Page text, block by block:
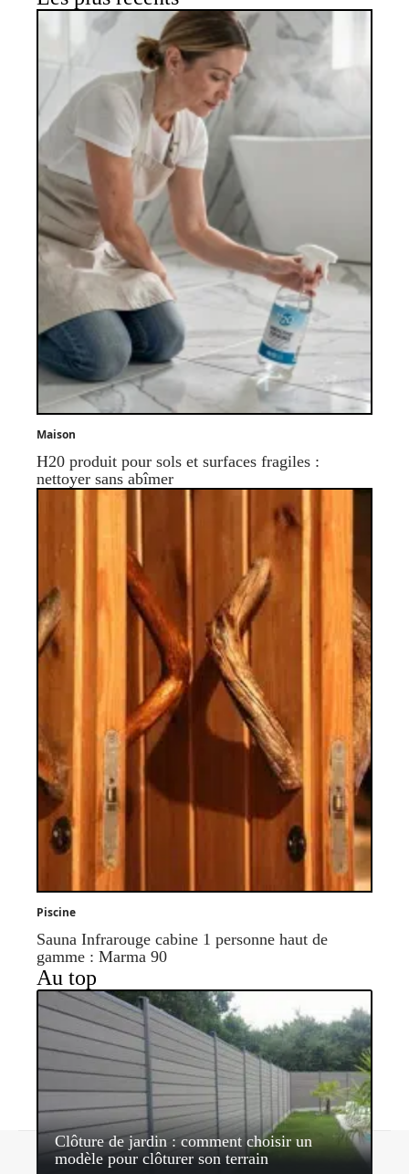
Maison
H20 produit pour sols et surfaces fragiles :
nettoyer sans abîmer
Piscine
Sauna Infrarouge cabine 1 personne haut de
gamme : Marma 90
Au top
Clôture de jardin : comment choisir un
modèle pour clôturer son terrain
Contact Mentions légales Sitemap